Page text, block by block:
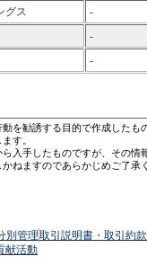
グス
-
-
-
を勧誘する目的で作成した
す。
入手したものですが、その
ねますのであらかじめご了
別管理取引説明書・取引約
献活動